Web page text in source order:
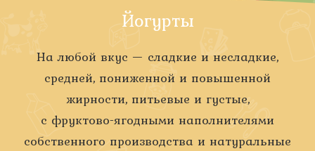
Йогурты
На любой вкус — сладкие и несладкие,
средней, пониженной и повышенной
жирности, питьевые и густые,
с фруктово-ягодными наполнителями
собственного производства и натуральные